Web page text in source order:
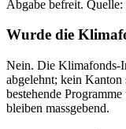
Abgabe befreit.
Wurde die
Nein. Die Klimafonds-
abgelehnt; kein Kanton
bestehende
bleiben massgebend.